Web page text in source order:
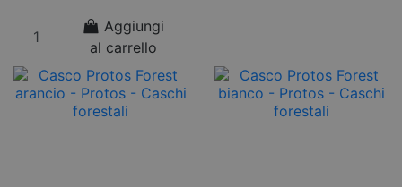
Aggiungi
al carrello